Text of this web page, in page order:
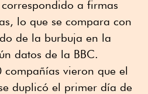
a firmas
lo que se compara con
de la burbuja en la
datos de la BBC.
compañías vieron que el
duplicó el primer día de